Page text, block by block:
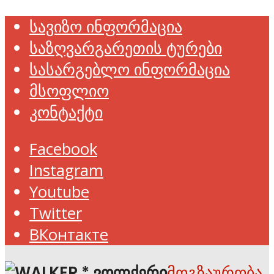
სავიზო ინფორმაცია
საზღვარგარეთის ტურები
სასარგებლო ინფორმაცია
მსოფლიო
კონტაქტი
Facebook
Instagram
Youtube
Twitter
ВКонтакте